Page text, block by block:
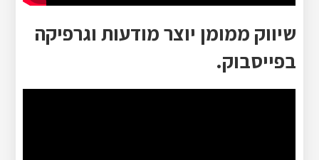
שיווק ממומן יוצר מודעות וגרפיקה
בפייסבוק.